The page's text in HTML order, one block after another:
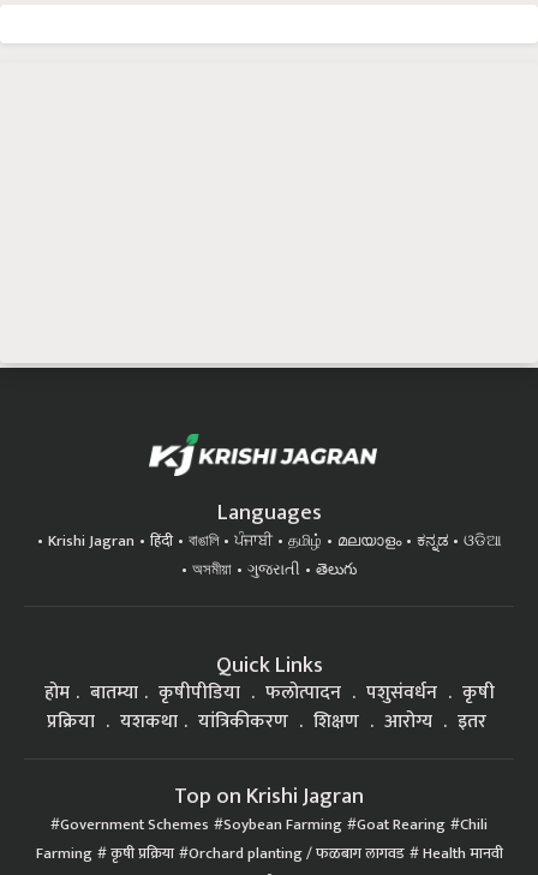
Languages
Krishi Jagran हिंदी বাঙালি ਪੰਜਾਬੀ தமிழ் മലയാളം ಕನ್ನಡ
ଓଡିଆ
অসমীয়া
ગુજરાતી తెలుగు
Quick Links
होम बातम्या कृषीपीडिया फलोत्पादन पशुसंवर्धन
कृषी
प्रक्रिया
यशकथा यांत्रिकीकरण शिक्षण आरोग्य इतर
Top on Krishi Jagran
Government Schemes Soybean Farming Goat Rearing Chili
Farming कृषी प्रक्रिया Orchard planting / फळबाग लागवड Health मानवी